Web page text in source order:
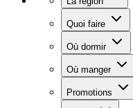
Quoi faire
Où dormir
Où manger
Promotions